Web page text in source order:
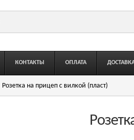
КОНТАКТЫ ОПЛАТА
Розетка на прицеп с вилкой (пласт)